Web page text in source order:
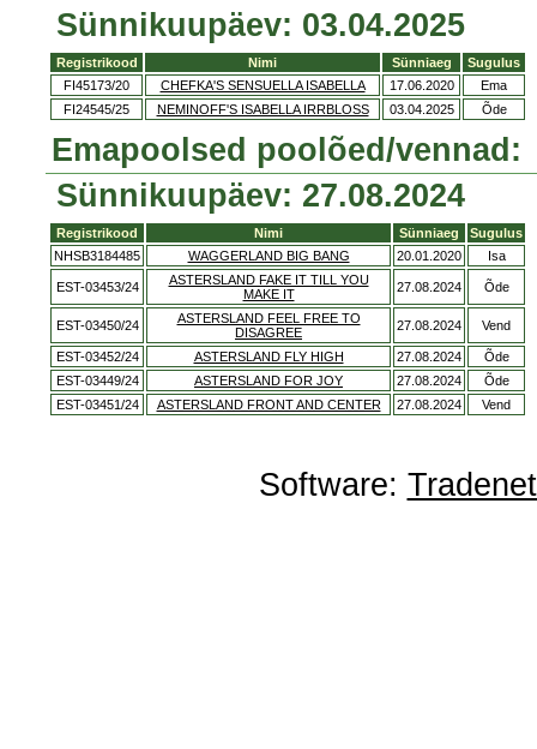
Sünnikuupäev: 03.04.2025
Registrikood Nimi Sünniaeg
Sugulus
FI45173/20
CHEFKA'S SENSUELLA ISABELLA 17.06.2020
Ema
FI24545/25
NEMINOFF'S ISABELLA IRRBLOSS 03.04.2025 Õde
Emapoolsed poolõed/vennad:
Sünnikuupäev: 27.08.2024
Registrikood Nimi Sünniaeg
Sugulus
NHSB3184485
WAGGERLAND BIG BANG 20.01.2020 Isa
EST-03453/24
ASTERSLAND FAKE IT TILL YOU
MAKE IT
27.08.2024 Õde
EST-03450/24
ASTERSLAND FEEL FREE TO
DISAGREE
27.08.2024 Vend
EST-03452/24 ASTERSLAND FLY HIGH 27.08.2024
Õde
EST-03449/24
ASTERSLAND FOR JOY 27.08.2024
Õde
EST-03451/24
ASTERSLAND FRONT AND CENTER 27.08.2024 Vend
Software: